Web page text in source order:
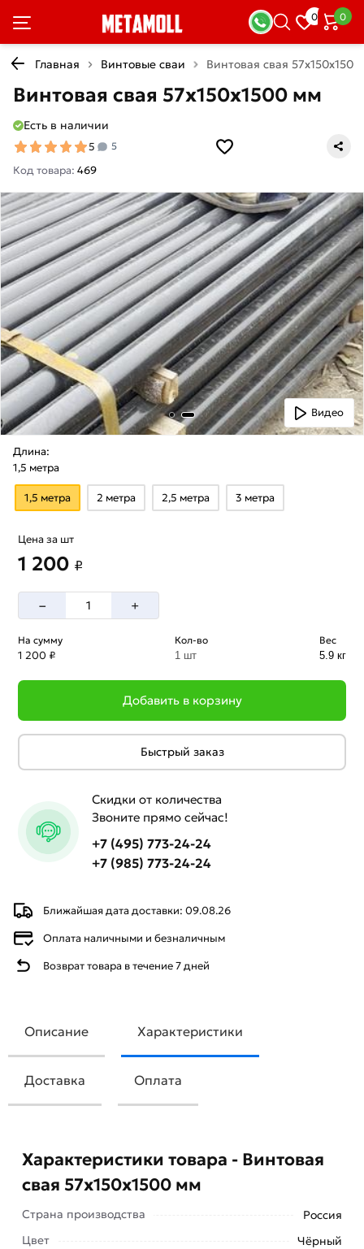
0 0
Главная Винтовые сваи Винтовая свая
Винтовая свая 57х150х1500 мм
Есть в наличии
5 5
Код товара: 469
Видео
Длина:
1,5 метра
1,5 метра 2 метра 2,5 метра 3 метра
Ближайшая дата доставки: 09.08.26
Оплата наличными и безналичным
Возврат товара в течение 7 дней
Цена за шт
1 200 ₽
– +
На сумму
1 200 ₽
Кол-во
1 шт
Вес
5.9 кг
Добавить в корзину
Быстрый заказ
Скидки от количества
Звоните прямо сейчас!
+7 (495) 773-24-24
+7 (985) 773-24-24
Описание Характеристики
Доставка Оплата
Характеристики товара - Винтовая
свая 57х150х1500 мм
Страна производства
Россия
Цвет
Чёрный